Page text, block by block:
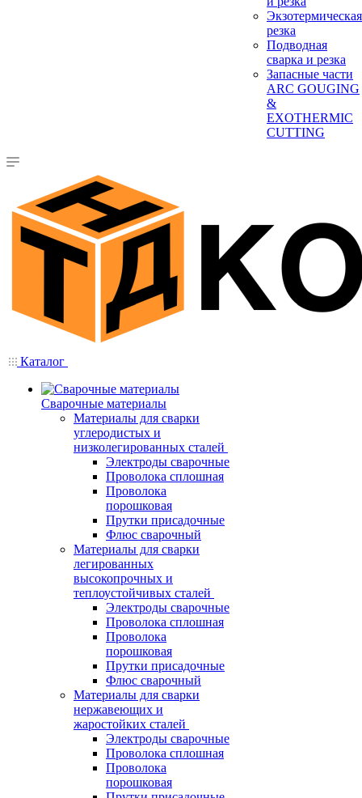
Экзотермическая
резка
Подводная
сварка и резка
Запасные части
ARC GOUGING
&
EXOTHERMIC
CUTTING
Каталог
Сварочные материалы
Материалы для сварки
углеродистых и
низколегированных сталей
Электроды сварочные
Проволока сплошная
Проволока
порошковая
Прутки присадочные
Флюс сварочный
Материалы для сварки
легированных
высокопрочных и
теплоустойчивых сталей
Электроды сварочные
Проволока сплошная
Проволока
порошковая
Прутки присадочные
Флюс сварочный
Материалы для сварки
нержавеющих и
жаростойких сталей
Электроды сварочные
Проволока сплошная
Проволока
порошковая